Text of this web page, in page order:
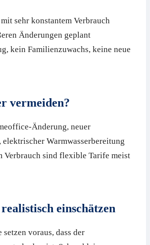
sehr konstantem Verbrauch
Änderungen geplant
kein Familienzuwachs, keine neue
vermeiden?
Änderung, neuer
elektrischer Warmwasserbereitung
Verbrauch sind flexible Tarife meist
einschätzen
voraus, dass der